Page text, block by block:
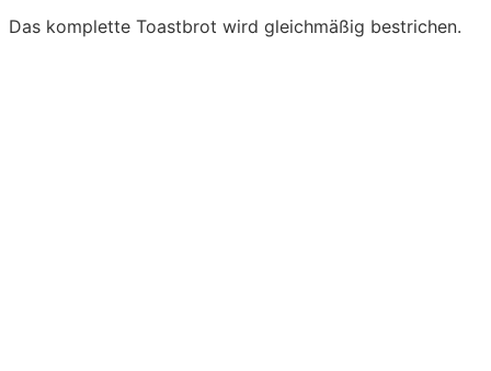
Das komplette Toastbrot wird gleichmäßig bestrichen.